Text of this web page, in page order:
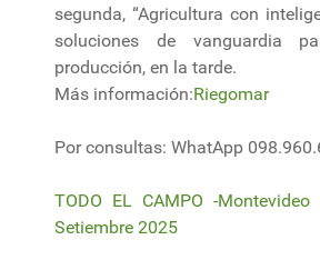
segunda, “Agricultura con
soluciones de vanguardia
producción, en la tarde.
Más información:Riegomar
Por consultas: WhatApp
TODO EL CAMPO -Montevideo
Setiembre 2025